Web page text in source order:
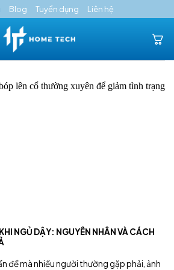
Blog Tuyển dụng Liên hệ
NGỦ DẬY: NGUYÊN NHÂN VÀ CÁCH
đề mà nhiều người thường gặp phải, ảnh